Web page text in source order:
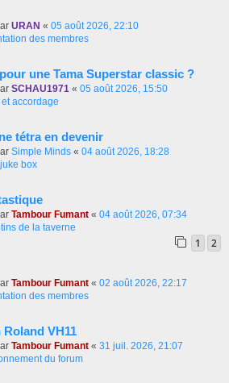
URAN « 05 août 2026, 22:10
des membres
une Tama Superstar classic ?
SCHAU1971 « 05 août 2026, 15:50
accordage
tétra en devenir
Simple Minds « 04 août 2026, 18:28
box
Tambour Fumant « 04 août 2026, 07:34
de la taverne
1 2
Tambour Fumant « 02 août 2026, 22:17
des membres
VH11
Tambour Fumant « 31 juil. 2026, 21:07
du forum